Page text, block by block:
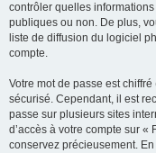
contrôler quelles
publiques ou non. De plus,
liste de diffusion du logiciel
compte.
Votre mot de passe est
sécurisé. Cependant, il est
passe sur plusieurs sites
d’accès à votre compte sur «
conservez précieusement.